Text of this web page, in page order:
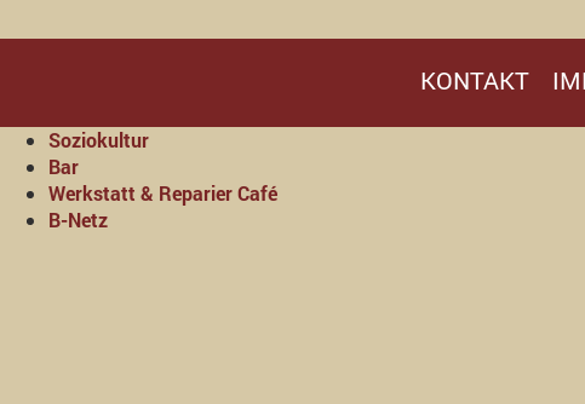
KONTAKT
Soziokultur
Bar
Werkstatt & Reparier Café
B-Netz